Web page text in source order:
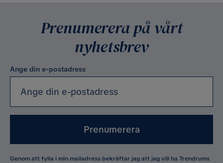
Prenumerera på vårt
nyhetsbrev
Ange din e-postadress
Prenumerera
Genom att fylla i min mailadress bekräftar jag att jag vill ha Trendrums